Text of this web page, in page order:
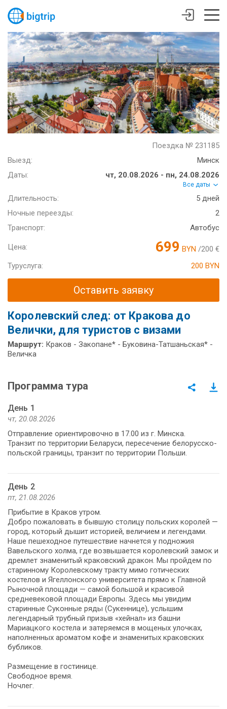
Поездка № 231185
Выезд:
Минск
Даты:
чт, 20.08.2026 - пн, 24.08.2026
Все даты
Длительность:
5 дней
Ночные переезды:
2
Транспорт:
Автобус
Цена: 699 BYN /200 €
Туруслуга:
200 BYN
Оставить заявку
Королевский след: от Кракова до
Велички, для туристов с визами
Маршрут: Краков - Закопане* - Буковина-Татшаньская* -
Величка
Программа тура
День 1
чт, 20.08.2026
Отправление ориентировочно в 17.00 из г. Минска.
Транзит по территории Беларуси, пересечение белорусско-
польской границы, транзит по территории Польши.
День 2
пт, 21.08.2026
Прибытие в Краков утром.
Добро пожаловать в бывшую столицу польских королей —
город, который дышит историей, величием и легендами.
Наше пешеходное путешествие начнется у подножия
Вавельского холма, где возвышается королевский замок и
дремлет знаменитый краковский дракон. Мы пройдем по
старинному Королевскому тракту мимо готических
костелов и Ягеллонского университета прямо к Главной
Рыночной площади — самой большой и красивой
средневековой площади Европы. Здесь мы увидим
старинные Суконные ряды (Сукеннице), услышим
легендарный трубный призыв «хейнал» из башни
Мариацкого костела и затеряемся в мощеных улочках,
наполненных ароматом кофе и знаменитых краковских
бубликов.
Размещение в гостинице.
Свободное время.
Ночлег.